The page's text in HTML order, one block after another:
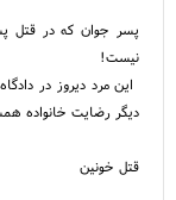
پسر جوان که در قتل
نیست!
دیگر رضایت خانواده
قتل خونین